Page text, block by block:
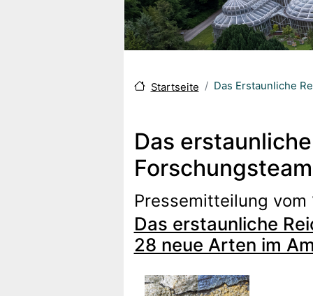
Startseite Das Erstaunliche
Das
Pressemitteilung
Das erstaunliche
28 neue Arten im